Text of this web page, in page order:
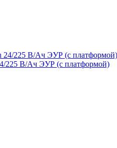
225 В/Ач ЭУР (с платформой)